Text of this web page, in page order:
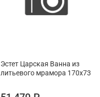
Эстет Царская Ванна из
литьевого мрамора 170x73